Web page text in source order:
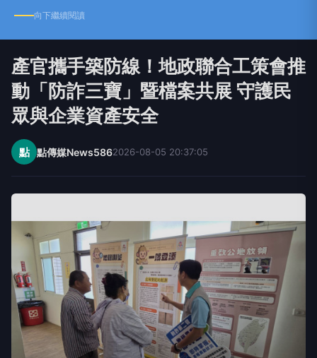
向下繼續閱讀
產官攜手築防線！地政聯合工策會推
動「防詐三寶」暨檔案共展 守護民
眾與企業資產安全
點 點傳媒News5862026-08-05 20:37:05